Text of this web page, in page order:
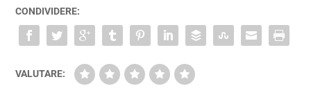
CONDIVIDERE:
VALUTARE: